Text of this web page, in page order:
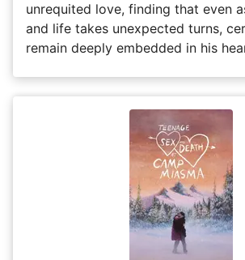
unrequited love, finding that even
and life takes unexpected turns,
remain deeply embedded in his